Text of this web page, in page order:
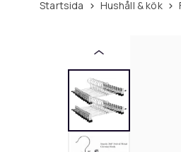
Startsida Hushåll & kök